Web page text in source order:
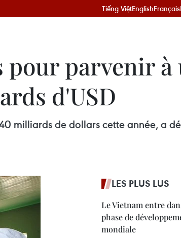
Tiếng ViệtEnglishFrançais
parvenir à
d'USD
milliards de dollars cette année, a
LES PLUS LUS
Le Vietnam entre
phase de
mondiale